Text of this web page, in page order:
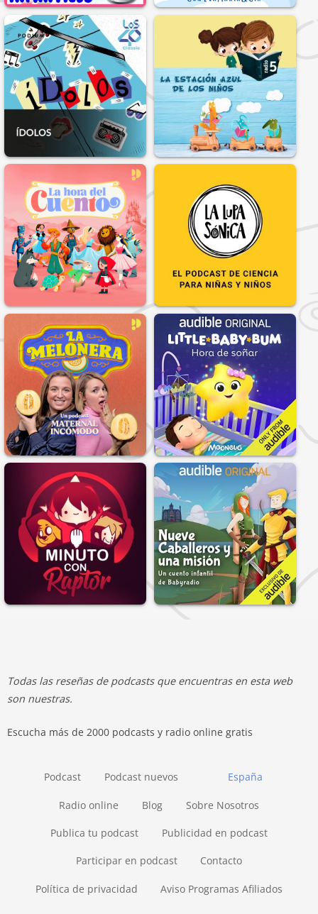
Todas las reseñas de podcasts que encuentras en esta web
son nuestras.
Escucha más de 2000 podcasts y radio online gratis
España
Podcast Podcast nuevos
Radio online Blog Sobre Nosotros
Publica tu podcast Publicidad en podcast
Participar en podcast Contacto
Política de privacidad Aviso Programas Afiliados